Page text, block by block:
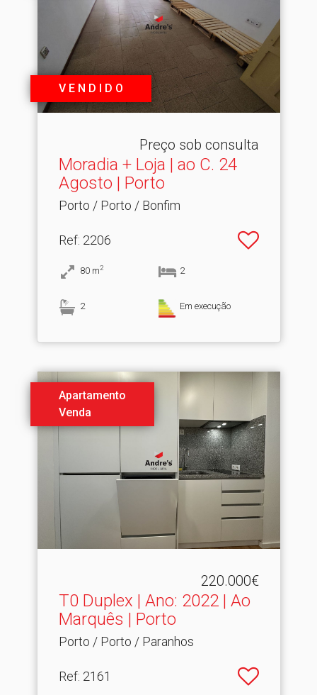
V E N D I D O
Preço sob consulta
Moradia + Loja | ao C.​ 24
Agosto | Porto
Porto / Porto / Bonfim
Ref: 2206
80 m2 2
2 Em execução
Apartamento
Venda
220.000€
T0 Duplex | Ano: 2022 | Ao
Marquês | Porto
Porto / Porto / Paranhos
Ref: 2161